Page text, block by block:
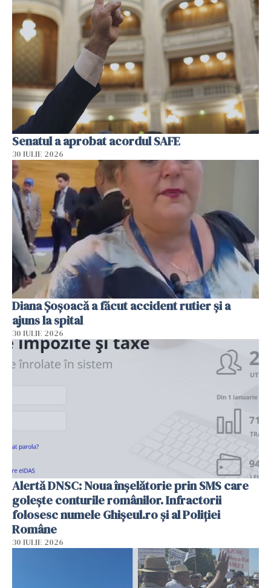
Senatul a aprobat acordul SAFE
30 IULIE 2026
Diana Șoșoacă a făcut accident rutier și a
ajuns la spital
30 IULIE 2026
Alertă DNSC: Noua înșelătorie prin SMS care
golește conturile românilor. Infractorii
folosesc numele Ghișeul.ro și al Poliției
Române
30 IULIE 2026